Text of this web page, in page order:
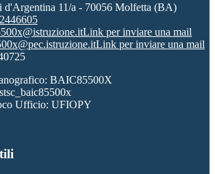
d'Argentina 11/a - 70056 Molfetta (BA)
Link per inviare una mail
Link per inviare una mail
BAIC85500X
Ufficio: UFIOPY